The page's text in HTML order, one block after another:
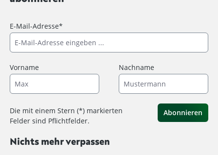
E-Mail-Adresse*
Vorname Nachname
Die mit einem Stern (*) markierten
Felder sind Pflichtfelder.
Abonnieren
Nichts mehr verpassen